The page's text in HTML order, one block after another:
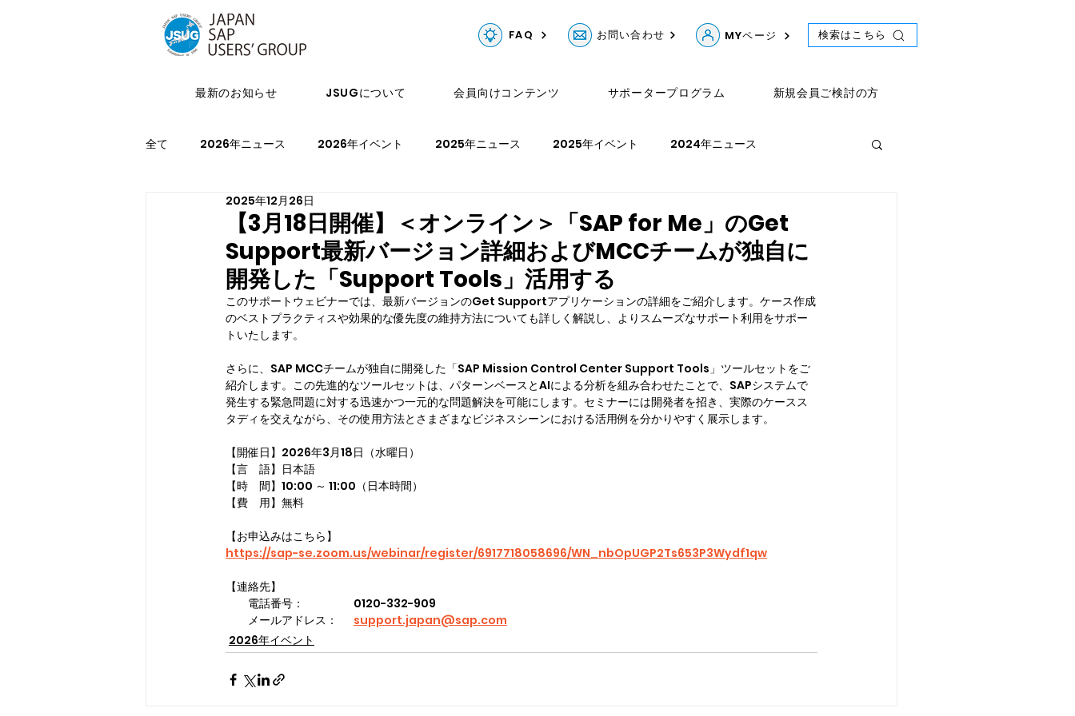
FAQ お問い合わせ MYページ 検索はこちら
最新のお知らせ JSUGについて 会員向けコンテンツ サポータープログラム 新規会員ご検討の方
全て 2026年ニュース 2026年イベント 2025年ニュース 2025年イベント 2024年ニュース
2024年イベント 2023年ニュース
2021年スケジュール 2027年イベント
【3月18日開催】＜オンライン＞「SAP for Me」のGet
Support最新バージョン詳細およびMCCチームが独自に
開発した「Support Tools」活用する
2025年12月26日
このサポートウェビナーでは、最新バージョンのGet Supportアプリケーションの詳細をご紹介します。ケース作成
のベストプラクティスや効果的な優先度の維持方法についても詳しく解説し、よりスムーズなサポート利用をサポー
トいたします。
さらに、SAP MCCチームが独自に開発した「SAP Mission Control Center Support Tools」ツールセットをご
紹介します。この先進的なツールセットは、パターンベースとAIによる分析を組み合わせたことで、SAPシステムで
発生する緊急問題に対する迅速かつ一元的な問題解決を可能にします。セミナーには開発者を招き、実際のケースス
タディを交えながら、その使用方法とさまざまなビジネスシーンにおける活用例を分かりやすく展示します。
【開催日】2026年3月18日（水曜日）
【言　語】日本語
【時　間】10:00 ～ 11:00（日本時間）
【費　用】無料
【お申込みはこちら】
https://sap-se.zoom.us/webinar/register/6917718058696/WN_nbOpUGP2Ts653P3Wydf1qw
【連絡先】
電話番号：		0120-332-909
support.japan@sap.com
2026年イベント